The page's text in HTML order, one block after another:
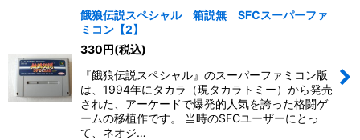
餓狼伝説スペシャル 箱説無 SFCスーパーファ
ミコン【2】
330円(税込)
『餓狼伝説スペシャル』のスーパーファミコン版
は、1994年にタカラ（現タカラトミー）から発売
された、アーケードで爆発的人気を誇った格闘ゲ
ームの移植作です。 当時のSFCユーザーにとっ
て、ネオジ…